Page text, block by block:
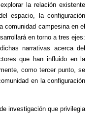
la relación existente
espacio, la configuración
comunidad campesina en el
en torno a tres ejes:
narrativas acerca del
que han influido en la
como tercer punto, se
en la configuración
investigación que privilegia